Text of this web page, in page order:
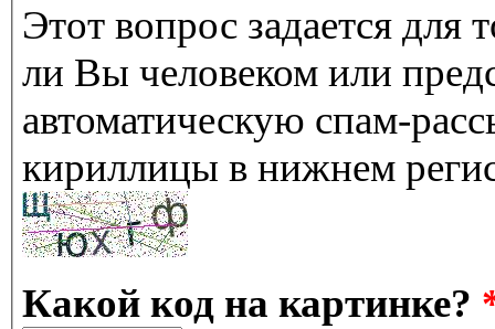
Этот вопрос задается для
ли Вы человеком или
автоматическую спам-
кириллицы в нижнем
Какой код на картинке?